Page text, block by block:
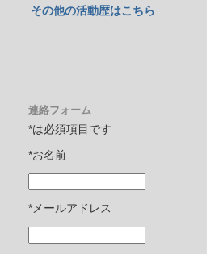
その他の活動歴はこちら
連絡フォーム
*は必須項目です
*お名前
*メールアドレス